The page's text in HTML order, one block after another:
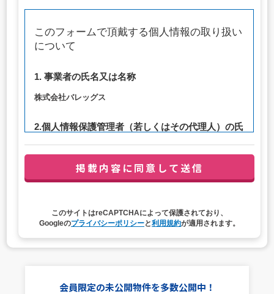
このフォームで頂戴する個人情報の取り扱い
について
1. 事業者の氏名又は名称
株式会社バレッグス
2.個人情報保護管理者（若しくはその代理人）の氏
連絡先：privacy@balleggs.co.jp
（1）お問い合わせ対応（本人への連絡を含む）のため
4. 個人情報取扱いの委託
このサイトはreCAPTCHAによって保護されており、
Googleのプライバシーポリシーと利用規約が適用されます。
会員限定の未公開物件を多数公開中！